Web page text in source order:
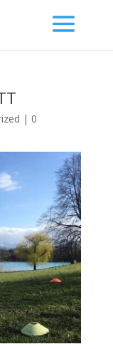
| 0